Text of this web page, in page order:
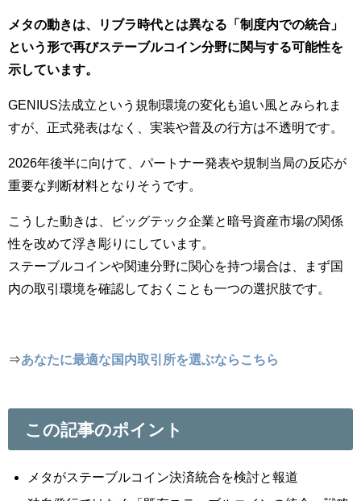
メタの動きは、リブラ時代とは異なる「制度内での統合」
という形で再びステーブルコイン分野に関与する可能性を
示しています。
GENIUS法成立という規制環境の変化も追い風とみられま
すが、正式発表はなく、実装や普及の行方は不透明です。
2026年後半に向けて、パートナー発表や規制当局の反応が
重要な判断材料となりそうです。
こうした動きは、ビッグテック企業と暗号資産市場の関係
性を改めて浮き彫りにしています。
ステーブルコインや関連分野に関心を持つ場合は、まず国
内の取引環境を確認しておくことも一つの選択肢です。
⇒あなたに最適な国内取引所を選ぶならこちら
この記事のポイント
メタがステーブルコイン決済統合を検討と報道